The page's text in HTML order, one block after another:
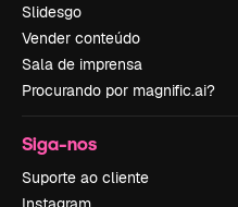
Slidesgo
Vender conteúdo
Sala de imprensa
Procurando por magnific.ai?
Siga-nos
Suporte ao cliente